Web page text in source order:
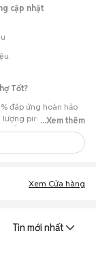
cập nhật
Tốt?
đáp ứng hoàn hảo
pin bền bỉ,
mắt.
với đa dạng
để kiểm tra ngoại
...Xem thêm
Xem Cửa hàng
Tin mới nhất